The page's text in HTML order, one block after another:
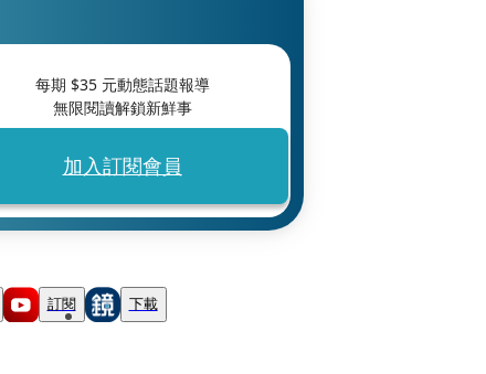
每期 $35元動態話題報導
無限閱讀解鎖新鮮事
加入訂閱會員
訂閱 下載